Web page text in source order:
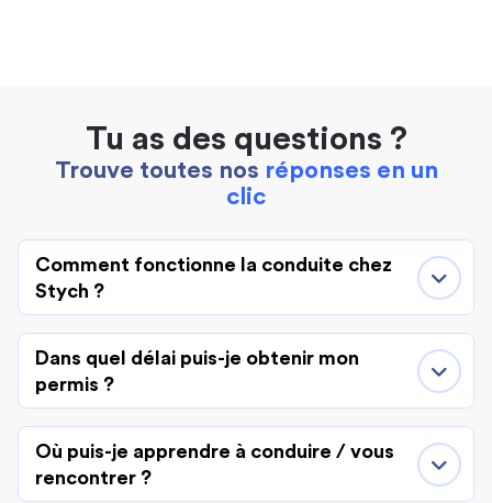
Tu as des questions ?
Trouve toutes nos réponses en un
clic
Comment fonctionne la conduite chez
Stych ?
Dans quel délai puis-je obtenir mon
permis ?
Où puis-je apprendre à conduire / vous
rencontrer ?